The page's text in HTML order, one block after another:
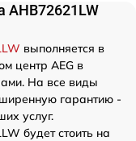
AHB72621LW
выполняется в
центр AEG в
На все виды
гарантию -
услуг.
будет стоить на